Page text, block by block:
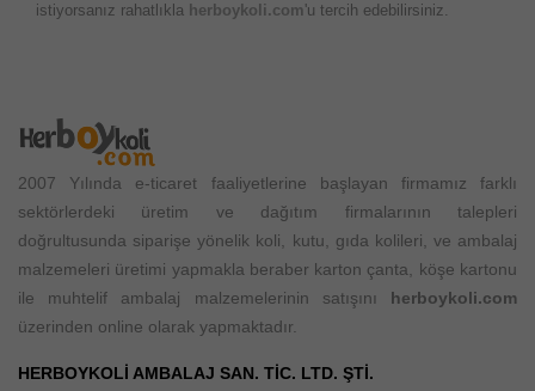
istiyorsanız rahatlıkla herboykoli.com'u tercih edebilirsiniz.
2007 Yılında e-ticaret faaliyetlerine başlayan firmamız farklı
sektörlerdeki üretim ve dağıtım firmalarının talepleri
doğrultusunda siparişe yönelik koli, kutu, gıda kolileri, ve ambalaj
malzemeleri üretimi yapmakla beraber karton çanta, köşe kartonu
ile muhtelif ambalaj malzemelerinin satışını herboykoli.com
üzerinden online olarak yapmaktadır.
HERBOYKOLİ AMBALAJ SAN. TİC. LTD. ŞTİ.